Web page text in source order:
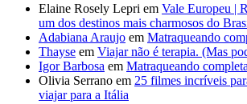
Elaine Rosely Lepri em Vale Europeu |
um dos destinos mais charmosos do
Adabiana Araujo em Matraqueando
Thayse em Viajar não é terapia. (Mas
Igor Barbosa em Matraqueando
Olivia Serrano em 25 filmes incríveis
viajar para a Itália